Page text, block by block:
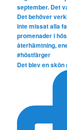
Det blev en